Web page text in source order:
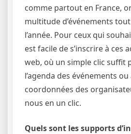
comme partout en France,
multitude d’événements
l’année. Pour ceux qui
est facile de s’inscrire à ces
web, où un simple clic suffit
l’agenda des événements ou
coordonnées des
nous en un clic.
Quels sont les supports